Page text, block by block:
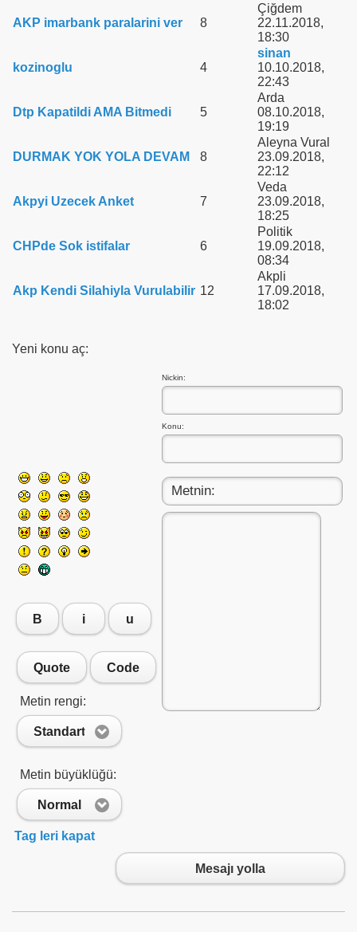
AKP imarbank paralarini ver 8
Çiğdem
22.11.2018,
18:30
kozinoglu 4
sinan
10.10.2018,
22:43
Dtp Kapatildi AMA Bitmedi 5
Arda
08.10.2018,
19:19
DURMAK YOK YOLA DEVAM 8
Aleyna Vural
23.09.2018,
22:12
Akpyi Uzecek Anket 7
Veda
23.09.2018,
18:25
CHPde Sok istifalar 6
Politik
19.09.2018,
08:34
Akp Kendi Silahiyla Vurulabilir 12
Akpli
17.09.2018,
18:02
Yeni konu aç:
Nickin:
Konu:
B i u
Quote Code
Metin rengi:
Standart
Metin büyüklüğü:
Normal
Tag leri kapat
Mesajı yolla